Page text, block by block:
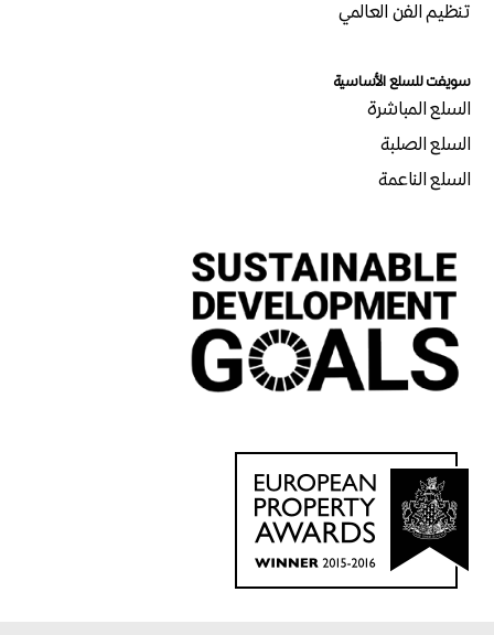
تنظيم الفن العالمي
سويفت للسلع الأساسية
السلع المباشرة
السلع الصلبة
السلع الناعمة